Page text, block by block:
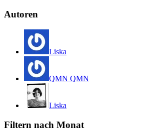
Autoren
Liska
QMN QMN
Liska
Filtern nach Monat